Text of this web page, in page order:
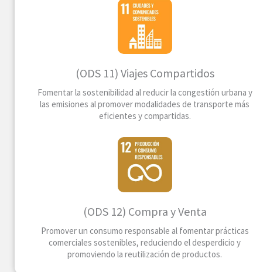
(ODS 11) Viajes Compartidos
Fomentar la sostenibilidad al reducir la congestión urbana y
las emisiones al promover modalidades de transporte más
eficientes y compartidas.
(ODS 12) Compra y Venta
Promover un consumo responsable al fomentar prácticas
comerciales sostenibles, reduciendo el desperdicio y
promoviendo la reutilización de productos.